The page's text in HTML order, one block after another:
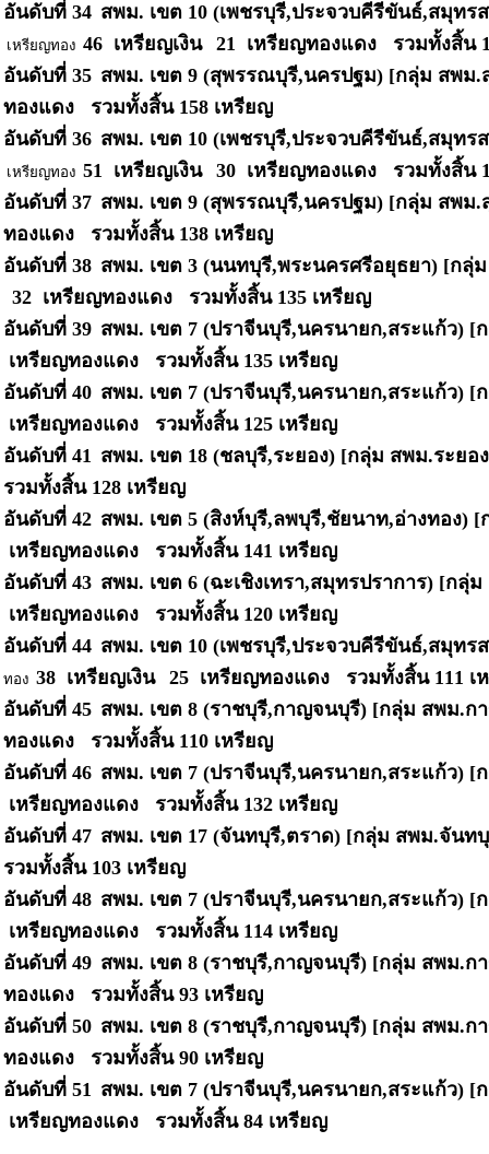
อันดับที่ 34 สพม. เขต 10 (เพชรบุรี,ประจวบคีรีขันธ์,สมุท
เหรียญทอง 46 เหรียญเงิน 21 เหรียญทองแดง รวมทั้งสิ้น
อันดับที่ 35 สพม. เขต 9 (สุพรรณบุรี,นครปฐม) [กลุ่ม สพม
ทองแดง รวมทั้งสิ้น 158 เหรียญ
อันดับที่ 36 สพม. เขต 10 (เพชรบุรี,ประจวบคีรีขันธ์,สมุท
เหรียญทอง 51 เหรียญเงิน 30 เหรียญทองแดง รวมทั้งสิ้น
อันดับที่ 37 สพม. เขต 9 (สุพรรณบุรี,นครปฐม) [กลุ่ม สพม
ทองแดง รวมทั้งสิ้น 138 เหรียญ
อันดับที่ 38 สพม. เขต 3 (นนทบุรี,พระนครศรีอยุธยา) [กลุ่
32 เหรียญทองแดง รวมทั้งสิ้น 135 เหรียญ
อันดับที่ 39 สพม. เขต 7 (ปราจีนบุรี,นครนายก,สระแก้ว)
เหรียญทองแดง รวมทั้งสิ้น 135 เหรียญ
อันดับที่ 40 สพม. เขต 7 (ปราจีนบุรี,นครนายก,สระแก้ว)
เหรียญทองแดง รวมทั้งสิ้น 125 เหรียญ
อันดับที่ 41 สพม. เขต 18 (ชลบุรี,ระยอง) [กลุ่ม สพม.ระยอ
รวมทั้งสิ้น 128 เหรียญ
อันดับที่ 42 สพม. เขต 5 (สิงห์บุรี,ลพบุรี,ชัยนาท,อ่างทอง)
เหรียญทองแดง รวมทั้งสิ้น 141 เหรียญ
อันดับที่ 43 สพม. เขต 6 (ฉะเชิงเทรา,สมุทรปราการ) [กลุ่
เหรียญทองแดง รวมทั้งสิ้น 120 เหรียญ
อันดับที่ 44 สพม. เขต 10 (เพชรบุรี,ประจวบคีรีขันธ์,สมุท
ทอง 38 เหรียญเงิน 25 เหรียญทองแดง รวมทั้งสิ้น 111
อันดับที่ 45 สพม. เขต 8 (ราชบุรี,กาญจนบุรี) [กลุ่ม สพม.ก
ทองแดง รวมทั้งสิ้น 110 เหรียญ
อันดับที่ 46 สพม. เขต 7 (ปราจีนบุรี,นครนายก,สระแก้ว)
เหรียญทองแดง รวมทั้งสิ้น 132 เหรียญ
อันดับที่ 47 สพม. เขต 17 (จันทบุรี,ตราด) [กลุ่ม สพม.จันท
รวมทั้งสิ้น 103 เหรียญ
อันดับที่ 48 สพม. เขต 7 (ปราจีนบุรี,นครนายก,สระแก้ว)
เหรียญทองแดง รวมทั้งสิ้น 114 เหรียญ
อันดับที่ 49 สพม. เขต 8 (ราชบุรี,กาญจนบุรี) [กลุ่ม สพม.ก
ทองแดง รวมทั้งสิ้น 93 เหรียญ
อันดับที่ 50 สพม. เขต 8 (ราชบุรี,กาญจนบุรี) [กลุ่ม สพม.ก
ทองแดง รวมทั้งสิ้น 90 เหรียญ
อันดับที่ 51 สพม. เขต 7 (ปราจีนบุรี,นครนายก,สระแก้ว)
เหรียญทองแดง รวมทั้งสิ้น 84 เหรียญ